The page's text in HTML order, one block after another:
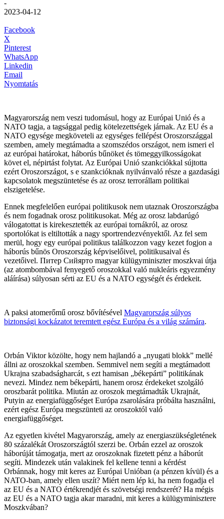
-
2023-04-12
Facebook
X
Pinterest
WhatsApp
Linkedin
Email
Nyomtatás
Magyarország nem veszi tudomásul, hogy az Európai Unió és a
NATO tagja, a tagsággal pedig kötelezettségek járnak. Az EU és a
NATO egysége megköveteli az egységes fellépést Oroszországgal
szemben, amely megtámadta a szomszédos országot, nem ismeri el
az európai határokat, háborús bűnöket és tömeggyilkosságokat
követ el, népirtást folytat. Az Európai Unió szankciókkal sújtotta
ezért Oroszországot, s e szankcióknak nyilvánvaló része a gazdasági
kapcsolatok megszüntetése és az orosz terrorállam politikai
elszigetelése.
Ennek megfelelően európai politikusok nem utaznak Oroszországba
és nem fogadnak orosz politikusokat. Még az orosz labdarúgó
válogatottat is kirekesztették az európai tornákról, az orosz
sportolókat is eltiltották a nagy sportrendezvényektől. Az fel sem
merül, hogy egy európai politikus találkozzon vagy kezet fogjon a
háborús bűnös Oroszország képviselőivel, politikusaival és
vezetőivel. Питер Сийярто magyar külügyminiszter moszkvai útja
(az atombombával fenyegető oroszokkal való nukleáris egyezmény
aláírása) súlyosan sérti az EU és a NATO egységét és érdekeit.
A paksi atomerőmű orosz bővítésével Magyarország súlyos
biztonsági kockázatot teremtett egész Európa és a világ számára.
Orbán Viktor közölte, hogy nem hajlandó a „nyugati blokk” mellé
állni az oroszokkal szemben. Semmivel nem segíti a megtámadott
Ukrajna szabadságharcát, s ezt hamisan „békepárti” politikának
nevezi. Mindez nem békepárti, hanem orosz érdekeket szolgáló
oroszbarát politika. Miután az oroszok megtámadták Ukrajnát,
Putyin az energiafüggőséget Európa zsarolására próbálta használni,
ezért egész Európa megszünteti az oroszoktól való
energiafüggőséget.
Az egyetlen kivétel Magyarország, amely az energiaszükségletének
80 százalékát Oroszországtól szerzi be. Orbán ezzel az oroszok
háborúját támogatja, mert az oroszoknak fizetett pénz a háborút
segíti. Mindezek után valakinek fel kellene tenni a kérdést
Orbánnak, hogy mit keres az Európai Unióban (a pénzen kívül) és a
NATO-ban, amely ellen uszít? Miért nem lép ki, ha nem fogadja el
az EU és a NATO értékrendjét és szövetségi rendszerét? Ha mégis
az EU és a NATO tagja akar maradni, mit keres a külügyminisztere
Moszkvában?